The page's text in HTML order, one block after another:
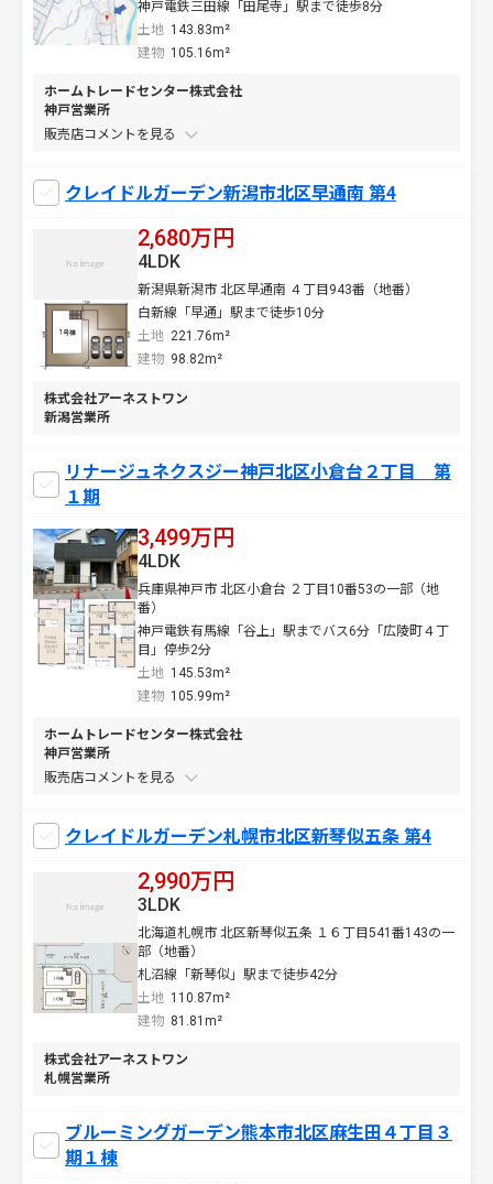
神戸電鉄三田線「田尾寺」駅まで徒歩8分
土地 143.83m²
建物 105.16m²
ホームトレードセンター株式会社
神戸営業所
販売店コメントを
クレイドルガーデン新潟市北区早通南 第4
2,680万円
新潟県新潟市 北区早通南 ４丁目943番（地番）
白新線「早通」駅まで徒歩10分
土地 221.76m²
4LDK
建物 98.82m²
株式会社アーネストワン
新潟営業所
リナージュネクスジー神戸北区小倉台２丁目 第
１期
3,499万円
兵庫県神戸市 北区小倉台 ２丁目10番53の一部（地
番）
神戸電鉄有馬線「谷上」駅までバス6分「広陵町４丁
目」停歩2分
土地 145.53m²
4LDK
建物 105.99m²
ホームトレードセンター株式会社
神戸営業所
販売店コメントを
クレイドルガーデン札幌市北区新琴似五条 第4
2,990万円
北海道札幌市 北区新琴似五条 １６丁目541番143の一
部（地番）
札沼線「新琴似」駅まで徒歩42分
土地 110.87m²
3LDK
建物 81.81m²
株式会社アーネストワン
札幌営業所
ブルーミングガーデン熊本市北区麻生田４丁目３
期１棟